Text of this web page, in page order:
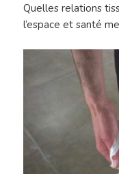
Quelles relations
l’espace et santé